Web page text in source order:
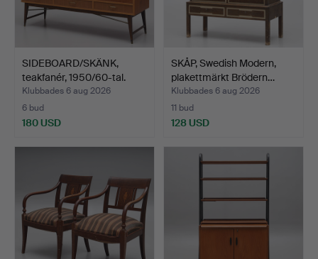
SIDEBOARD/SKÄNK,
teakfanér, 1950/60-tal.
Klubbades 6 aug 2026
6 bud
180 USD
SKÅP, Swedish Modern,
plakettmärkt Brödern…
Klubbades 6 aug 2026
11 bud
128 USD